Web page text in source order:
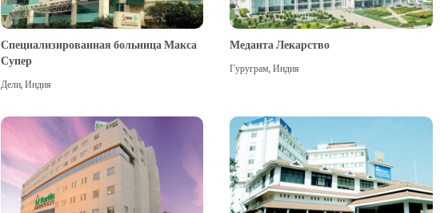
Специализированная больница Макса
Супер
Дели,Индия
Меданта Лекарство
Гуруграм,Индия